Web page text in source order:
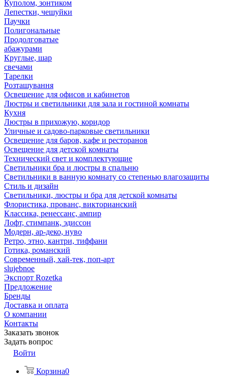
Куполом, зонтиком
Лепестки, чешуйки
Паучки
Полигональные
Продолговатые
абажурами
Круглые, шар
свечами
Тарелки
Розташування
Освещение для офисов и кабинетов
Люстры и светильники для зала и гостиной комнаты
Кухня
Люстры в прихожую, коридор
Уличные и садово-парковые светильники
Освещение для баров, кафе и ресторанов
Освещение для детской комнаты
Технический свет и комплектующие
Светильники бра и люстры в спальню
Светильники в ванную комнату со степенью влагозащиты
Стиль и дизайн
Светильники, люстры и бра для детской комнаты
Флористика, прованс, викторианский
Классика, ренессанс, ампир
Лофт, стимпанк, эдиссон
Модерн, ар-деко, нуво
Ретро, этно, кантри, тиффани
Готика, романский
Современный, хай-тек, поп-арт
slujebnoe
Экспорт Rozetka
Предложение
Бренды
Доставка и оплата
О компании
Контакты
Заказать звонок
Задать вопрос
Войти
Корзина0